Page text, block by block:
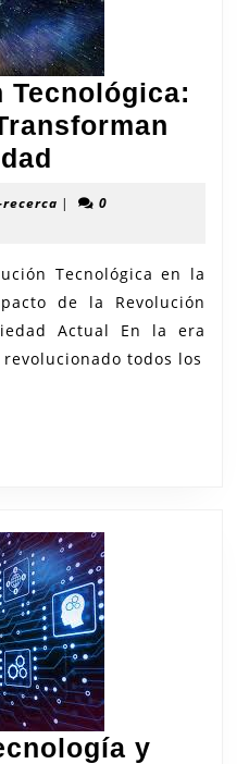
Tecnológica:
Revolución
que
Transforman
Nuestra
recercad-|
0
Tecnológica en la
de la Revolución
Actual En la era
todos los
y